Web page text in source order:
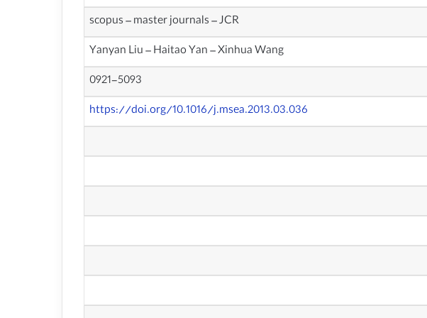
scopus – master journals – JCR
Yanyan Liu – Haitao Yan – Xinhua Wang
0921-5093
https://doi.org/10.1016/j.msea.2013.03.036